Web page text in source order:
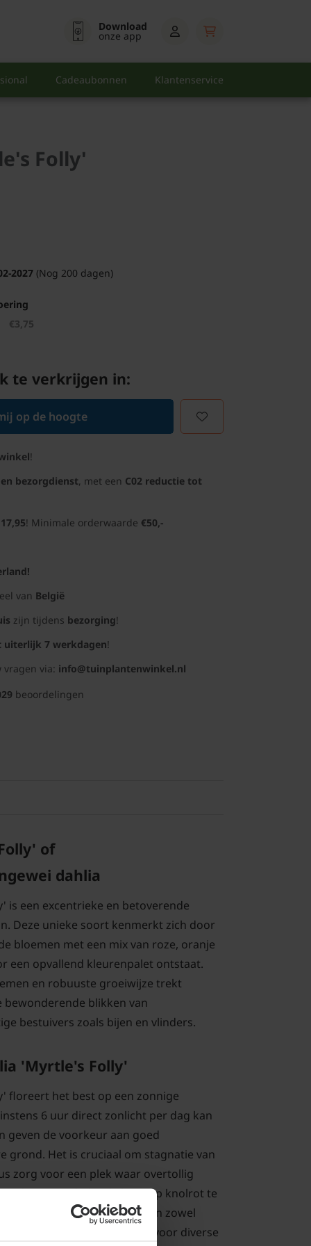
Download
onze app
Cadeaubonnen Klantenservice
Folly'
2027 (Nog 200 dagen)
€3,75
te verkrijgen in:
op de hoogte
!
bezorgdienst, met een C02 reductie tot
! Minimale orderwaarde €50,-
van België
zijn tijdens bezorging!
uiterlijk 7 werkdagen!
vragen via: info@tuinplantenwinkel.nl
beoordelingen
of
dahlia
is een excentrieke en betoverende
Deze unieke soort kenmerkt zich door
bloemen met een mix van roze, oranje
een opvallend kleurenpalet ontstaat.
en robuuste groeiwijze trekt
bewonderende blikken van
bestuivers zoals bijen en vlinders.
'Myrtle's Folly'
floreert het best op een zonnige
6 uur direct zonlicht per dag kan
geven de voorkeur aan goed
grond. Het is cruciaal om stagnatie van
zorg voor een plek waar overtollig
Dit helpt de kans op knolrot te
deze dahlia goed gedijen in zowel
waardoor hij geschikt is voor diverse